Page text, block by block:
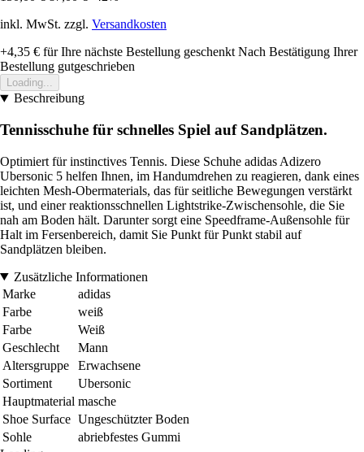
inkl. MwSt. zzgl. Versandkosten
+4,35 € für Ihre nächste Bestellung geschenkt Nach Bestätigung Ihrer
Bestellung gutgeschrieben
Loading...
Beschreibung
Tennisschuhe für schnelles Spiel auf Sandplätzen.
Optimiert für instinctives Tennis. Diese Schuhe adidas Adizero
Ubersonic 5 helfen Ihnen, im Handumdrehen zu reagieren, dank eines
leichten Mesh-Obermaterials, das für seitliche Bewegungen verstärkt
ist, und einer reaktionsschnellen Lightstrike-Zwischensohle, die Sie
nah am Boden hält. Darunter sorgt eine Speedframe-Außensohle für
Halt im Fersenbereich, damit Sie Punkt für Punkt stabil auf
Sandplätzen bleiben.
Zusätzliche Informationen
Marke
adidas
Farbe
weiß
Farbe
Weiß
Geschlecht
Mann
Altersgruppe
Erwachsene
Sortiment
Ubersonic
Hauptmaterial masche
Shoe Surface Ungeschützter Boden
Sohle
abriebfestes Gummi